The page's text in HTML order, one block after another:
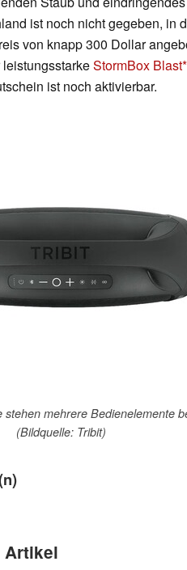
ist noch nicht gegeben, in
von knapp 300 Dollar
StormBox Blast
ist noch aktivierbar.
stehen mehrere Bedienelemente
(Bildquelle: Tribit)
Artikel